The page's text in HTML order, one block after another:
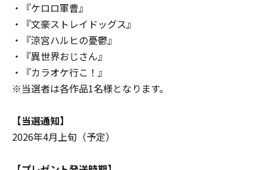
・『ケロロ軍曹』
・『文豪ストレイドッグス』
・『涼宮ハルヒの憂鬱』
・『異世界おじさん』
・『カラオケ行こ！』
※当選者は各作品1名様となります。
【当選通知】
2026年4月上旬（予定）